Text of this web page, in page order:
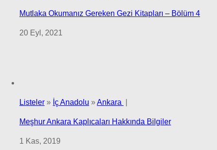
Mutlaka Okumanız Gereken Gezi Kitapları – Bölüm 4
20 Eyl, 2021
Listeler » İç Anadolu »Ankara
Meşhur Ankara Kaplıcaları Hakkında Bilgiler
1 Kas, 2019